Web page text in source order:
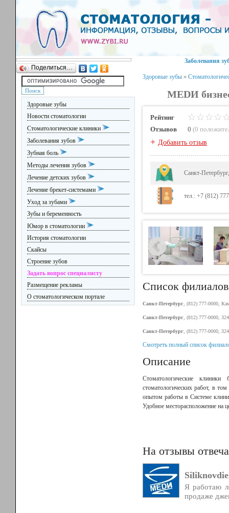
Поделиться…
Здоровые зубы
Новости стоматологии
Стоматологические клиники
Заболевания зубов
Зубная боль
Методы лечения зубов
Лечение детских зубов
Лечение брекет-системами
Уход за зубами
Зубы и беременность
Юмор в стоматологии
История стоматологии
Скайсы
Строение зубов
Задать вопрос специалисту
Размещение рекламы
О стоматологическом портале
Заболевания
Здоровые зубы »
MEDИ
Рейтинг
Отзывов
0 (0
+ Добавить отзыв
Санкт-
тел.: +7 (812)
Список филиалов
Санкт-Петербург , (812) 777-0000,
Санкт-Петербург , (812) 777-0000,
Санкт-Петербург , (812) 777-0000,
Смотреть полный список
Описание
Стоматологические
стоматологических работ, в
опытом работы в Системе
Удобное месторасположение на
На отзывы
Я работаю
продаже